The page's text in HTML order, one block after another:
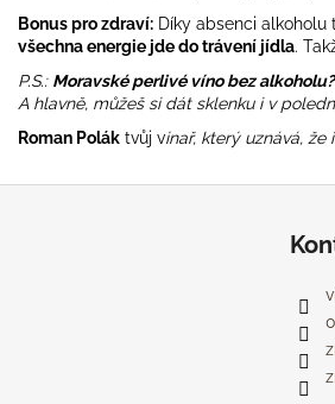
Bonus pro zdraví: Díky absenci alkoholu
všechna energie jde do trávení jídla.
P.S.: Moravské perlivé víno bez alkoholu?
A hlavně, můžeš si dát sklenku i v
Roman Polák tvůj vinař, který uznává, že